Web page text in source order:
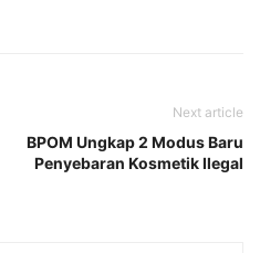
Next article
BPOM Ungkap 2 Modus Baru
Penyebaran Kosmetik Ilegal